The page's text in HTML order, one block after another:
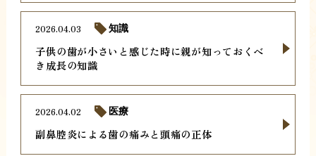
子供の歯が小さいと感じた時に親が知っておくべ
き成長の知識
2026.04.03 知識
副鼻腔炎による歯の痛みと頭痛の正体
2026.04.02 医療